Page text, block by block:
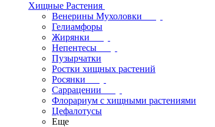
Хищные Растения
Венерины Мухоловки
Гелиамфоры
Жирянки
Непентесы
Пузырчатки
Ростки хищных растений
Росянки
Саррацении
Флорариум с хищными растениями
Цефалотусы
Еще